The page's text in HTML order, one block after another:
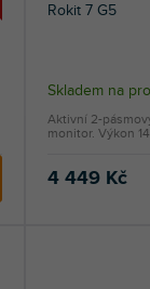
Rokit 7 G5
Průměrné
produktu
5,0
Skladem na
4 449 Kč
Aktivní 2-
monitor. Výkon